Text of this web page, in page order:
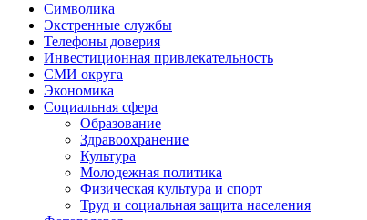
Символика
Экстренные службы
Телефоны доверия
Инвестиционная привлекательность
СМИ округа
Экономика
Социальная сфера
Образование
Здравоохранение
Культура
Молодежная политика
Физическая культура и спорт
Труд и социальная защита населения